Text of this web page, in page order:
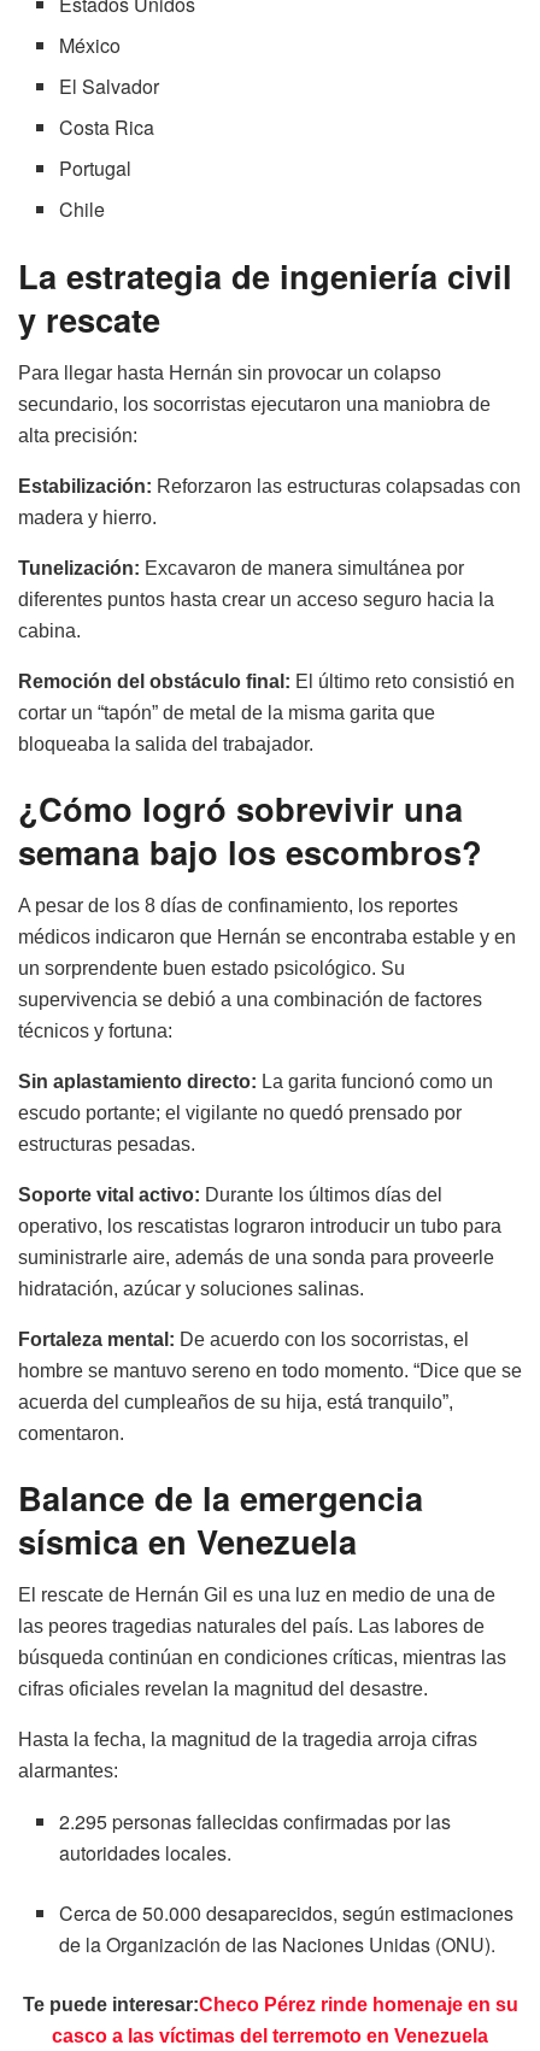
México
El Salvador
Costa Rica
Portugal
Chile
La estrategia de ingeniería civil
y rescate
Para llegar hasta Hernán sin provocar un colapso
secundario, los socorristas ejecutaron una maniobra de
alta precisión:
Estabilización: Reforzaron las estructuras colapsadas con
madera y hierro.
Tunelización: Excavaron de manera simultánea por
diferentes puntos hasta crear un acceso seguro hacia la
cabina.
Remoción del obstáculo final: El último reto consistió en
cortar un “tapón” de metal de la misma garita que
bloqueaba la salida del trabajador.
¿Cómo logró sobrevivir una
semana bajo los escombros?
A pesar de los 8 días de confinamiento, los reportes
médicos indicaron que Hernán se encontraba estable y en
un sorprendente buen estado psicológico. Su
supervivencia se debió a una combinación de factores
técnicos y fortuna:
Sin aplastamiento directo: La garita funcionó como un
escudo portante; el vigilante no quedó prensado por
estructuras pesadas.
Soporte vital activo: Durante los últimos días del
operativo, los rescatistas lograron introducir un tubo para
suministrarle aire, además de una sonda para proveerle
hidratación, azúcar y soluciones salinas.
Fortaleza mental: De acuerdo con los socorristas, el
hombre se mantuvo sereno en todo momento. “Dice que se
acuerda del cumpleaños de su hija, está tranquilo”,
comentaron.
Balance de la emergencia
sísmica en Venezuela
El rescate de Hernán Gil es una luz en medio de una de
las peores tragedias naturales del país. Las labores de
búsqueda continúan en condiciones críticas, mientras las
cifras oficiales revelan la magnitud del desastre.
Hasta la fecha, la magnitud de la tragedia arroja cifras
alarmantes:
2.295 personas fallecidas confirmadas por las
autoridades locales.
Cerca de 50.000 desaparecidos, según estimaciones
de la Organización de las Naciones Unidas (ONU).
Te puede interesar:Checo Pérez rinde homenaje en su
casco a las víctimas del terremoto en Venezuela